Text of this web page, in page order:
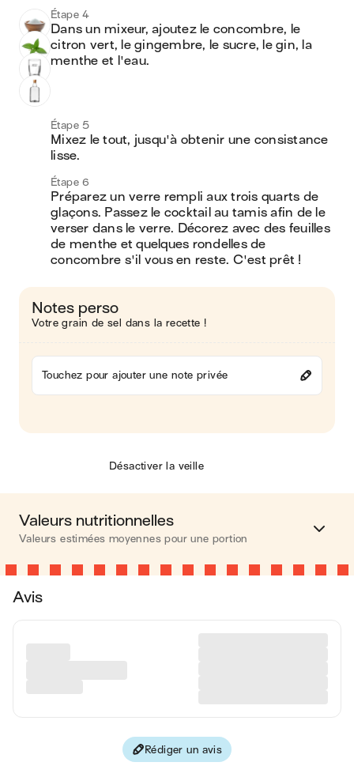
Étape 4
Dans un mixeur, ajoutez le concombre, le
citron vert, le gingembre, le sucre, le gin, la
menthe et l'eau.
Étape 5
Mixez le tout, jusqu'à obtenir une consistance
lisse.
Étape 6
Préparez un verre rempli aux trois quarts de
glaçons. Passez le cocktail au tamis afin de le
verser dans le verre. Décorez avec des feuilles
de menthe et quelques rondelles de
concombre s'il vous en reste. C'est prêt !
Notes perso
Votre grain de sel dans la recette !
Touchez pour ajouter une note privée
Désactiver la veille
Valeurs nutritionnelles
Valeurs estimées moyennes pour une portion
Calories 215 kcal
Les valeurs sont basées sur une estimation moyenne pour
Avis
Rédiger un avis